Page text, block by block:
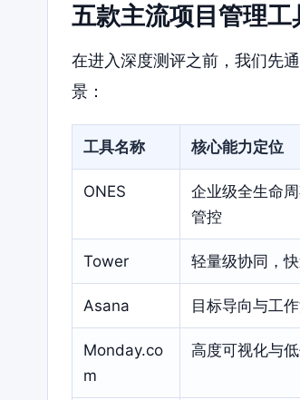
五款主流项目管理
在进入深度测评之前，我们先
景：
工具名称 核心能力定位
ONES
企业级全生命
管控
Tower 轻量级协同，
Asana 目标导向与工
Monday.co
m
高度可视化与